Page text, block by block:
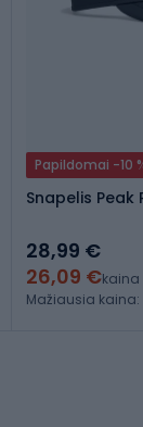
Papildomai -10
Snapelis
28,99 €
26,09 €kaina
Mažiausia kaina: